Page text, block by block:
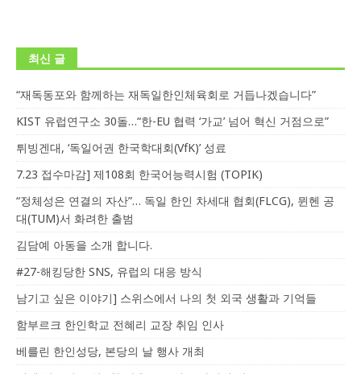
최신 글
“재독동포와 함께하는 재독일한인체육회로 거듭나겠습니다”
KIST 유럽연구소 30돌…“한-EU 협력 ‘가교’ 넘어 혁신 거점으로”
튀빙겐대, ‘독일어권 한국학대회(VfK)’ 성료
7.23 접수마감] 제108회 한국어능력시험 (TOPIK)
“정체성은 연결의 자산”… 독일 한인 차세대 협회(FLCG), 뮌헨 공
대(TUM)서 화려한 출범
김담예 아동을 소개 합니다.
#27-해킹당한 SNS, 유럽의 대응 방식
남기고 싶은 이야기] 스위스에서 나의 첫 외국 생활과 기억들
함부르크 한인학교 전혜리 교장 취임 인사
베를린 한인성당, 본당의 날 행사 개최